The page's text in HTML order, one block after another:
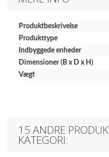
Produktbeskrivelse
Produkttype
Indbyggede enheder
Dimensioner (B x D x H)
Vægt
15 ANDRE
KATEGORI: